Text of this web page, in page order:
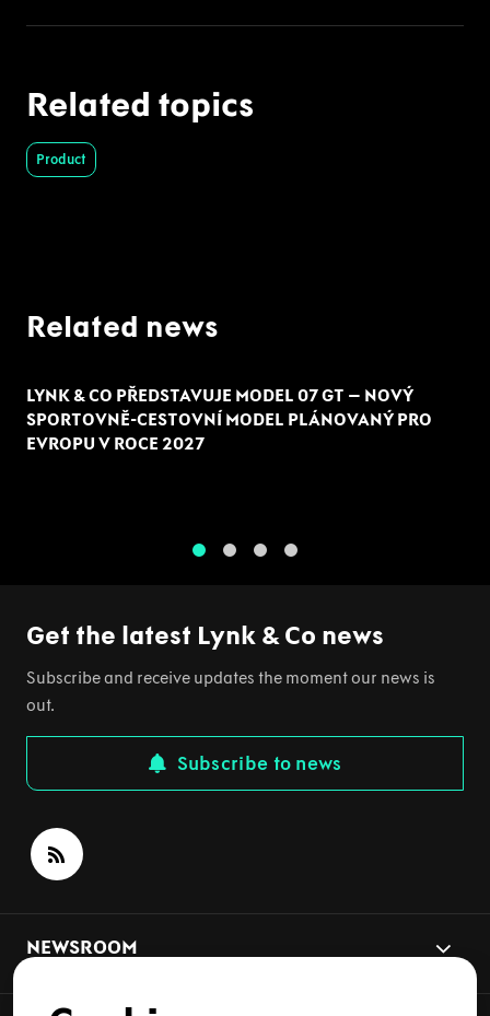
Related topics
Product
Related news
LYNK & CO PŘEDSTAVUJE MODEL 07 GT – NOVÝ
SPORTOVNĚ-CESTOVNÍ MODEL PLÁNOVANÝ PRO
EVROPU V ROCE 2027
Get the latest Lynk & Co news
Subscribe and receive updates the moment our news is
out.
Subscribe to news
NEWSROOM